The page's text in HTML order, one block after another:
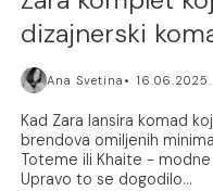
dizajnerski
Ana Svetina 16.06.2025.
Kad Zara lansira komad
brendova omiljenih
Toteme ili Khaite -
Upravo to se dogodilo...